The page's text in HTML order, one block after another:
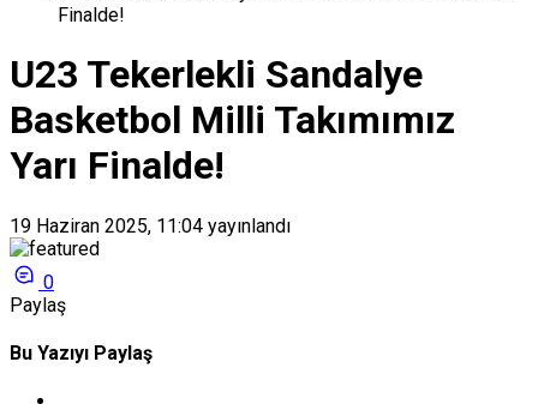
Finalde!
U23 Tekerlekli Sandalye
Basketbol Milli Takımımız
Yarı Finalde!
19 Haziran 2025, 11:04 yayınlandı
0
Paylaş
Bu Yazıyı Paylaş